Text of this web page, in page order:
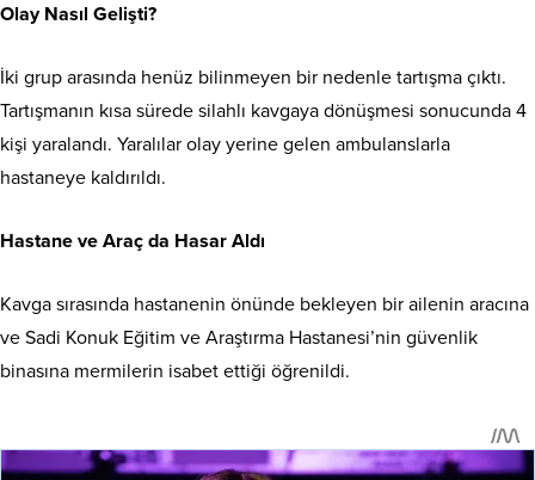
Olay Nasıl Gelişti?
İki grup arasında henüz bilinmeyen bir nedenle tartışma çıktı.
Tartışmanın kısa sürede silahlı kavgaya dönüşmesi sonucunda 4
kişi yaralandı. Yaralılar olay yerine gelen ambulanslarla
hastaneye kaldırıldı.
Hastane ve Araç da Hasar Aldı
Kavga sırasında hastanenin önünde bekleyen bir ailenin aracına
ve Sadi Konuk Eğitim ve Araştırma Hastanesi’nin güvenlik
binasına mermilerin isabet ettiği öğrenildi.